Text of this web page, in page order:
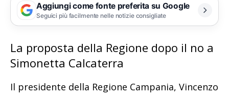
Aggiungi come fonte preferita su Google
Seguici più facilmente nelle notizie consigliate
La proposta della Regione dopo il no a
Simonetta Calcaterra
Il presidente della Regione Campania, Vincenzo